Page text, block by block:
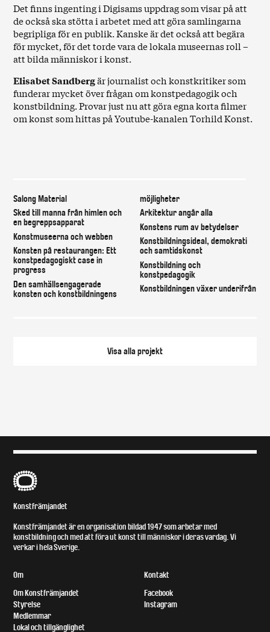
Salong Material
Sked till manna från himlen och
en begreppsapparat
Konstmuseerna och webben
Konsten på restaurangen: Ett
konstpedagogiskt case in
progress
Den samhällsengagerade
konsten och konstbildningens
möjligheter
Arkitektur angår alla
Konstens rum av betydelser
Konstbildningsideal, demokrati
och samtidskonst
Konstbildning och
konstpedagogik
Konstbildningen växer underifrån
Visa allaprojekt
Det finns ingenting i Digisams uppdrag som visar på att
de också ska stötta i arbetet med att göra samlingarna
begripliga för en publik. Kanske är det också att begära
för mycket, för det torde vara de lokala museernas roll –
att bilda människor i konst.
Elisabet Sandbergär journalist och konstkritiker som
funderar mycket över frågan om konstpedagogik och
konstbildning. Provar just nu att göra egna korta filmer
om konst som hittas på Youtube-kanalen Torhild Konst.
B
Konstfrämjandet
Konstfrämjandet är en organisation bildad 1947 som arbetar med
konstbildning och med att föra ut konst till människor i deras vardag. Vi
verkar i hela Sverige.
Om
Om Konstfrämjandet
Styrelse
Medlemmar
Lokal och tillgänglighet
Kontakt
Facebook
Instagram